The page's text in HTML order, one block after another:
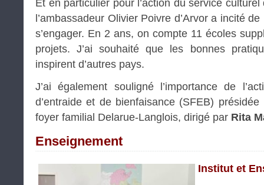
Et en particulier pour l’action du service
l’ambassadeur Olivier Poivre d’Arvor a incité
s’engager. En 2 ans, on compte 11 écoles
projets. J’ai souhaité que les bonnes
inspirent d’autres pays.
J’ai également souligné l’importance de
d’entraide et de bienfaisance (SFEB)
foyer familial Delarue-Langlois, dirigé par Rita
Enseignement
Institut et